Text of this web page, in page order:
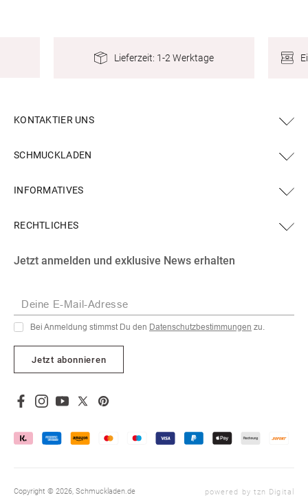
Lieferzeit: 1-2 Werktage
KONTAKTIER UNS
Facebook
Instagram
YouTube
X
Pinterest
SCHMUCKLADEN
INFORMATIVES
RECHTLICHES
Jetzt anmelden und exklusive News erhalten
Deine E-Mail-Adresse
Bei Anmeldung stimmst Du den Datenschutzbestimmungen zu.
Jetzt abonnieren
Facebook
Instagram
YouTube
X
Pinterest
Copyright © 2026, Schmuckladen.de powered by tzn Digital